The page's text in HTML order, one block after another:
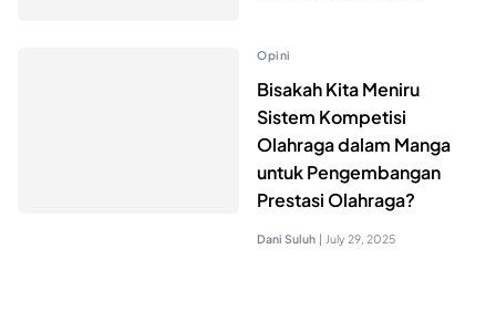
Opini
Bisakah Kita Meniru
Sistem Kompetisi
Olahraga dalam Manga
untuk Pengembangan
Prestasi Olahraga?
Dani Suluh | July 29, 2025